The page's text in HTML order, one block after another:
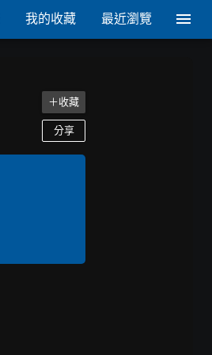
我的收藏 最近瀏覽
＋收藏
分享